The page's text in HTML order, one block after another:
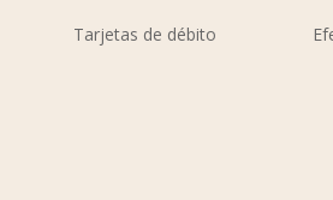
Tarjetas de débito